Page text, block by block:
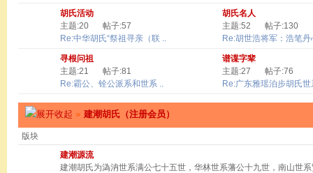
胡氏活动
主题:20
帖子:57
Re:中华胡氏“祭祖寻亲（联 ..
胡氏名人
主题:52
帖子:130
Re:胡世浩将军：浩笔丹
寻根问祖
主题:21
帖子:81
Re:霸公、铨公派系和世系 ..
谱谍字辈
主题:27
帖子:76
Re:广东雅瑶泊步胡氏世
» 建潮胡氏（注册会员）
版块
建潮源流
建潮胡氏为溈汭世系满公七十五世，华林世系藩公十九世，南山世